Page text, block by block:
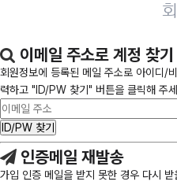
이메일 주소로 계정 찾기
회원정보에 등록된 메일 주소로 아이디/
력하고 "ID/PW 찾기" 버튼을 클릭해 주
인증메일 재발송
가입 인증 메일을 받지 못한 경우 다시